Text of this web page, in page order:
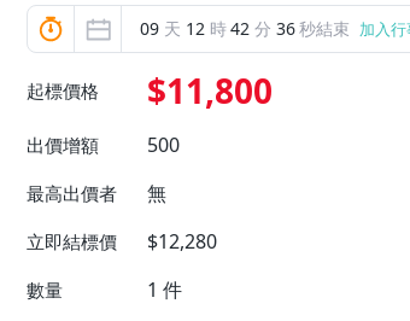
09 天 12 時42 分 35秒結束 加入
起標價格 $11,800
出價增額 500
最高出價者 無
立即結標價 $12,280
數量 1 件